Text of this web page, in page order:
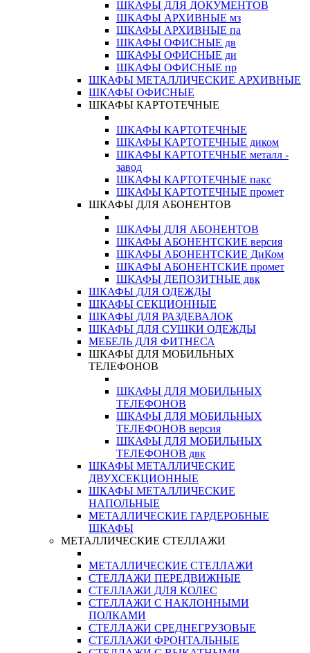
ШКАФЫ ДЛЯ ДОКУМЕНТОВ
ШКАФЫ АРХИВНЫЕ мз
ШКАФЫ АРХИВНЫЕ па
ШКАФЫ ОФИСНЫЕ дв
ШКАФЫ ОФИСНЫЕ ди
ШКАФЫ ОФИСНЫЕ пр
ШКАФЫ МЕТАЛЛИЧЕСКИЕ АРХИВНЫЕ
ШКАФЫ ОФИСНЫЕ
ШКАФЫ КАРТОТЕЧНЫЕ
ШКАФЫ КАРТОТЕЧНЫЕ
ШКАФЫ КАРТОТЕЧНЫЕ диком
ШКАФЫ КАРТОТЕЧНЫЕ металл -
завод
ШКАФЫ КАРТОТЕЧНЫЕ пакс
ШКАФЫ КАРТОТЕЧНЫЕ промет
ШКАФЫ ДЛЯ АБОНЕНТОВ
ШКАФЫ ДЛЯ АБОНЕНТОВ
ШКАФЫ АБОНЕНТСКИЕ версия
ШКАФЫ АБОНЕНТСКИЕ ДиКом
ШКАФЫ АБОНЕНТСКИЕ промет
ШКАФЫ ДЕПОЗИТНЫЕ двк
ШКАФЫ ДЛЯ ОДЕЖДЫ
ШКАФЫ СЕКЦИОННЫЕ
ШКАФЫ ДЛЯ РАЗДЕВАЛОК
ШКАФЫ ДЛЯ СУШКИ ОДЕЖДЫ
МЕБЕЛЬ ДЛЯ ФИТНЕСА
ШКАФЫ ДЛЯ МОБИЛЬНЫХ
ТЕЛЕФОНОВ
ШКАФЫ ДЛЯ МОБИЛЬНЫХ
ТЕЛЕФОНОВ
ШКАФЫ ДЛЯ МОБИЛЬНЫХ
ТЕЛЕФОНОВ версия
ШКАФЫ ДЛЯ МОБИЛЬНЫХ
ТЕЛЕФОНОВ двк
ШКАФЫ МЕТАЛЛИЧЕСКИЕ
ДВУХСЕКЦИОННЫЕ
ШКАФЫ МЕТАЛЛИЧЕСКИЕ
НАПОЛЬНЫЕ
МЕТАЛЛИЧЕСКИЕ ГАРДЕРОБНЫЕ
ШКАФЫ
МЕТАЛЛИЧЕСКИЕ СТЕЛЛАЖИ
МЕТАЛЛИЧЕСКИЕ СТЕЛЛАЖИ
СТЕЛЛАЖИ ПЕРЕДВИЖНЫЕ
СТЕЛЛАЖИ ДЛЯ КОЛЕС
СТЕЛЛАЖИ С НАКЛОННЫМИ
ПОЛКАМИ
СТЕЛЛАЖИ СРЕДНЕГРУЗОВЫЕ
СТЕЛЛАЖИ ФРОНТАЛЬНЫЕ